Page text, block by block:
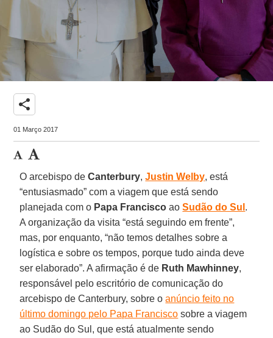
share
01 Março 2017
O arcebispo deCanterbury,Justin Welby, está
“entusiasmado” com a viagem que está sendo
planejada com o Papa Francisco aoSudão do Sul .
A organização da visita “está seguindo em frente”,
mas, por enquanto, “não temos detalhes sobre a
logística e sobre os tempos, porque tudo ainda deve
ser elaborado”. A afirmação é de Ruth Mawhinney,
responsável pelo escritório de comunicação do
arcebispo de Canterbury, sobre oanúncio feito no
último domingo pelo Papa Francisco sobre a viagem
ao Sudão do Sul, que está atualmente sendo